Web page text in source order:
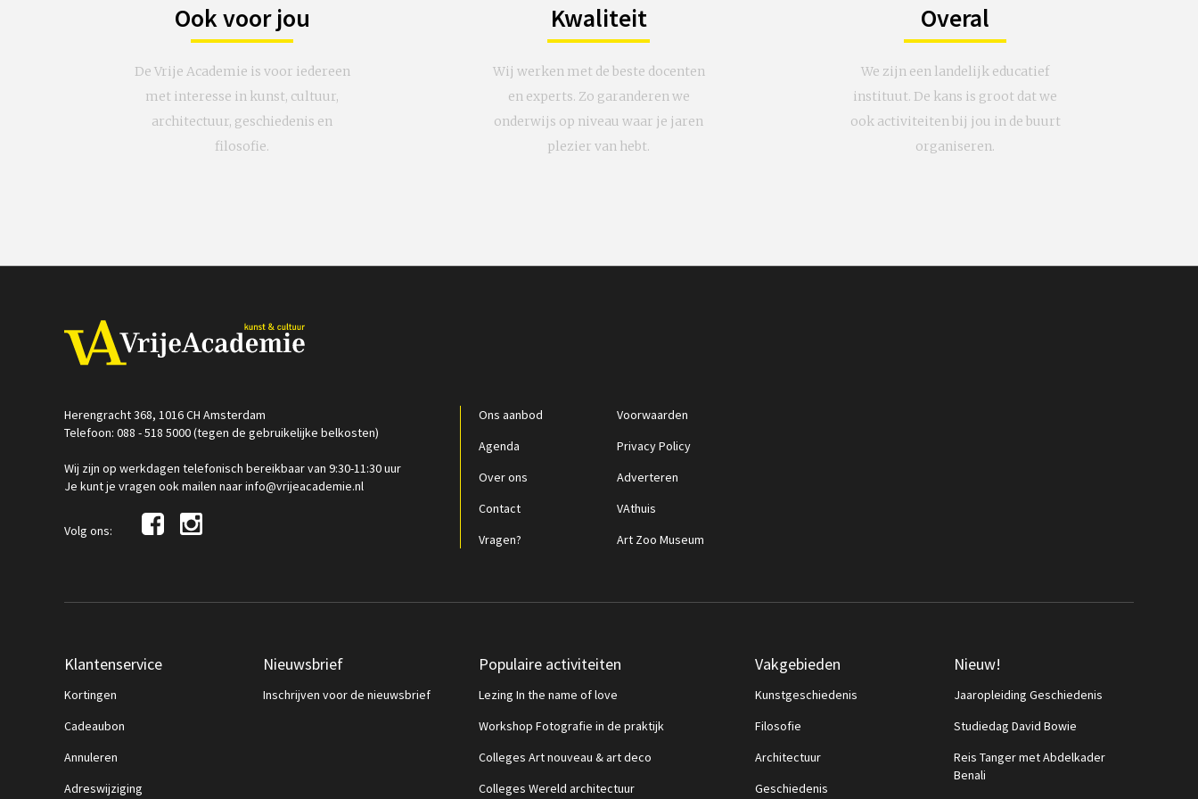
Ook voor jou
De Vrije Academie is voor iedereen
met interesse in kunst, cultuur,
architectuur, geschiedenis en
filosofie.
Kwaliteit
Wij werken met de beste docenten
en experts. Zo garanderen we
onderwijs op niveau waar je jaren
plezier van hebt.
Overal
We zijn een landelijk educatief
instituut. De kans is groot dat we
ook activiteiten bij jou in de buurt
organiseren.
Herengracht 368, 1016 CH Amsterdam
Telefoon: 088 - 518 5000 (tegen de gebruikelijke belkosten)
Wij zijn op werkdagen telefonisch bereikbaar van 9:30-11:30 uur
Je kunt je vragen ook mailen naar info@vrijeacademie.nl
Volg ons:
Ons aanbod
Agenda
Over ons
Contact
Vragen?
Voorwaarden
Privacy Policy
Adverteren
VAthuis
Art Zoo Museum
Klantenservice
Kortingen
Cadeaubon
Annuleren
Adreswijziging
Nieuwsbrief
Inschrijven voor de nieuwsbrief
Populaire activiteiten
Lezing In the name of love
Workshop Fotografie in de praktijk
Colleges Art nouveau & art deco
Colleges Wereld architectuur
Vakgebieden
Kunstgeschiedenis
Filosofie
Architectuur
Geschiedenis
Nieuw!
Jaaropleiding Geschiedenis
Studiedag David Bowie
Reis Tanger met Abdelkader
Benali